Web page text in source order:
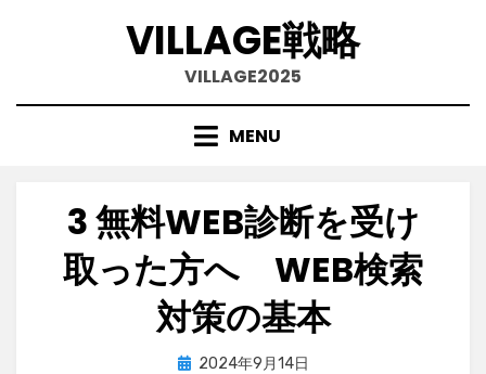
VILLAGE戦略
VILLAGE2025
MENU
3 無料WEB診断を受け
取った方へ WEB検索
対策の基本
byvillage
Posted
2024年9月14日